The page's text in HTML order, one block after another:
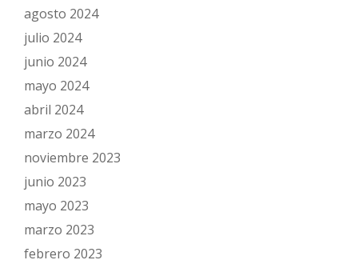
agosto 2024
julio 2024
junio 2024
mayo 2024
abril 2024
marzo 2024
noviembre 2023
junio 2023
mayo 2023
marzo 2023
febrero 2023